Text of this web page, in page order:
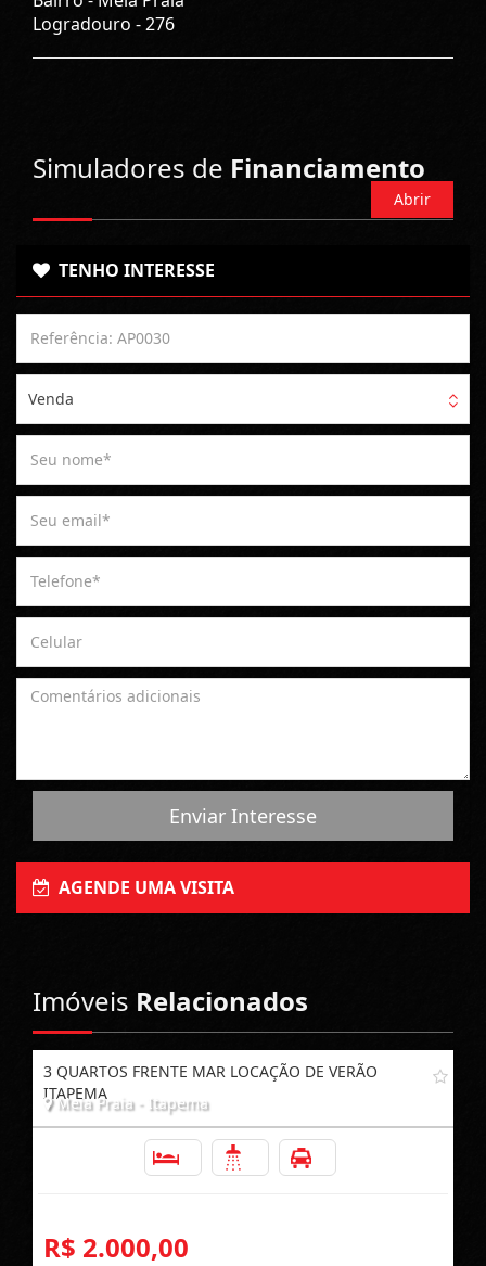
Logradouro -276
Simuladores de Financiamento
Abrir
TENHO INTERESSE
Venda
Enviar Interesse
AGENDE UMA VISITA
Imóveis Relacionados
3 QUARTOS FRENTE MAR LOCAÇÃO DE VERÃO
ITAPEMA
Meia Praia - Itapema
R$ 2.000,00